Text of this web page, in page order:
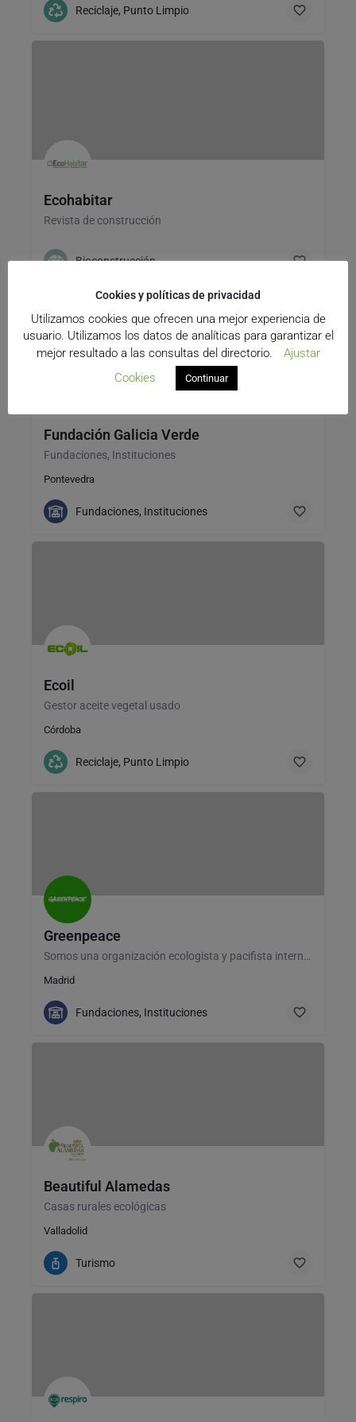
Reciclaje, Punto Limpio
Ecohabitar
Revista de construcción
Bioconstrucción
Fundación Galicia Verde
Fundaciones, Instituciones
Pontevedra
Fundaciones, Instituciones
Ecoil
Gestor aceite vegetal usado
Córdoba
Reciclaje, Punto Limpio
Greenpeace
Somos una organización ecologista y pacifista internacional, económica y políticamente independiente.
Madrid
Fundaciones, Instituciones
Beautiful Alamedas
Casas rurales ecológicas
Valladolid
Turismo
Cookies y políticas de privacidad
Utilizamos cookies que ofrecen una mejor experiencia de
usuario. Utilizamos los datos de analíticas para garantizar el
mejor resultado a las consultas del directorio.
Ajustar
Cookies
Continuar